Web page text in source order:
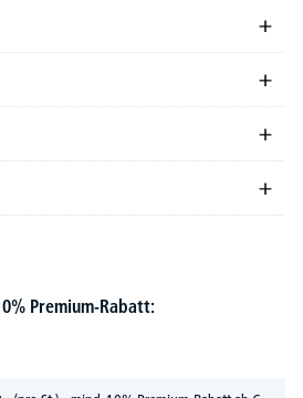
Premium-Rabatt: